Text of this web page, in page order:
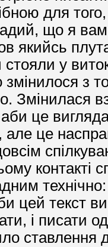
для
що я
якийсь
у
з
Змінилася
це
але це
цей текст
і писати
ставлення